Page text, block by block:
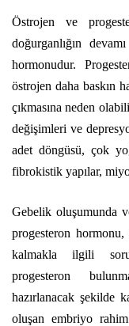
Östrojen ve
doğurganlığın
hormonudur.
östrojen daha baskın
çıkmasına neden
değişimleri ve
adet döngüsü, çok
fibrokistik yapılar,
Gebelik oluşumunda
progesteron hormonu,
kalmakla ilgili
progesteron
hazırlanacak şekilde
oluşan embriyo